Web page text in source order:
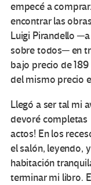
empecé a
encontrar las
Luigi Pirandello
sobre todos─ en
bajo precio de
del mismo precio
Llegó a ser tal mi
devoré completas
actos! En los
el salón, leyendo,
habitación
terminar mi libro.